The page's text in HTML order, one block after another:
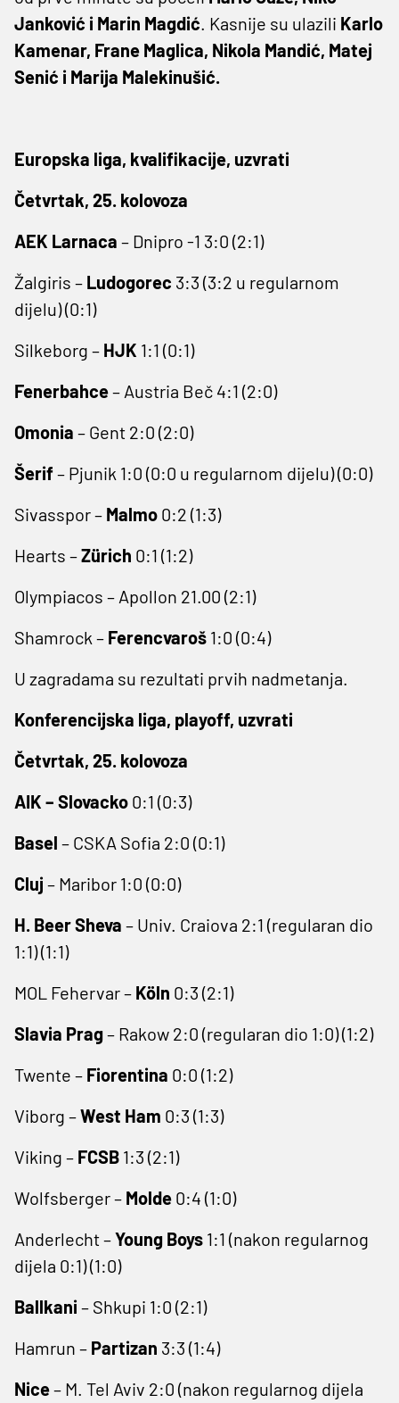
Janković i Marin Magdić. Kasnije su ulazili Karlo
Kamenar, Frane Maglica, Nikola Mandić, Matej
Senić i Marija Malekinušić.
Europska liga, kvalifikacije, uzvrati
Četvrtak, 25. kolovoza
AEK Larnaca – Dnipro -1 3:0 (2:1)
Žalgiris – Ludogorec 3:3 (3:2 u regularnom
dijelu) (0:1)
Silkeborg – HJK 1:1 (0:1)
Fenerbahce– Austria Beč 4:1 (2:0)
Omonia – Gent 2:0 (2:0)
Šerif– Pjunik 1:0 (0:0 u regularnom dijelu) (0:0)
Sivasspor – Malmo 0:2 (1:3)
Hearts –Zürich 0:1 (1:2)
Olympiacos – Apollon 21.00 (2:1)
Shamrock – Ferencvaroš 1:0 (0:4)
U zagradama su rezultati prvih nadmetanja.
Konferencijska liga, playoff, uzvrati
Četvrtak, 25. kolovoza
AIK – Slovacko 0:1 (0:3)
Basel – CSKA Sofia 2:0 (0:1)
Cluj – Maribor 1:0 (0:0)
H. Beer Sheva – Univ. Craiova 2:1 (regularan dio
1:1) (1:1)
MOL Fehervar – Köln 0:3 (2:1)
Slavia Prag– Rakow 2:0 (regularan dio 1:0) (1:2)
Twente – Fiorentina 0:0 (1:2)
Viborg –West Ham 0:3 (1:3)
Viking – FCSB 1:3 (2:1)
Wolfsberger – Molde 0:4 (1:0)
Anderlecht –Young Boys 1:1 (nakon regularnog
dijela 0:1) (1:0)
Ballkani – Shkupi 1:0 (2:1)
Hamrun – Partizan 3:3 (1:4)
Nice– M. Tel Aviv 2:0 (nakon regularnog dijela